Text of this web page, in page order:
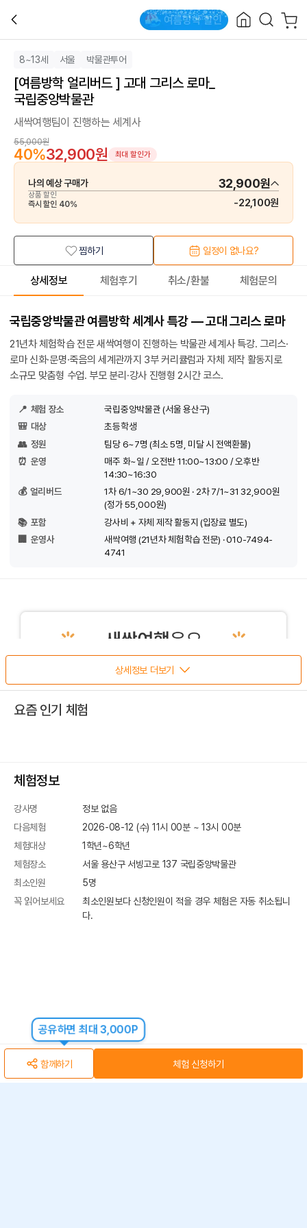
8~13세 서울 박물관투어
[여름방학 얼리버드 ] 고대 그리스 로마_
국립중앙박물관
새싹여행팀이 진행하는 세계사
55,000원
40%32,900원 최대 할인가
나의 예상 구매가 32,900원
상품 할인
즉시 할인 40% -22,100원
찜하기 일정이 없나요?
상세정보 체험후기 취소/환불 체험문의
국립중앙박물관 여름방학 세계사 특강 — 고대 그리스 로마
21년차 체험학습 전문 새싹여행이 진행하는 박물관 세계사 특강. 그리스·
로마 신화·문명·죽음의 세계관까지 3부 커리큘럼과 자체 제작 활동지로
소규모 맞춤형 수업. 부모 분리·강사 진행형 2시간 코스.
📍 체험 장소
국립중앙박물관 (서울 용산구)
🎒 대상
초등학생
👥 정원
팀당 6~7명 (최소 5명, 미달 시 전액환불)
⏰ 운영
매주 화~일 / 오전반 11:00~13:00 / 오후반
14:30~16:30
💰 얼리버드
1차 6/1~30 29,900원 · 2차 7/1~31 32,900원
(정가 55,000원)
📚 포함
강사비 + 자체 제작 활동지 (입장료 별도)
운영사
새싹여행 (21년차 체험학습 전문) · 010-7494-
4741
상세정보 더보기
요즘 인기 체험
체험정보
강사명
정보 없음
다음체험
2026-08-12 (수) 11시 00분~ 13시 00분
체험대상
1학년~6학년
체험장소
서울 용산구 서빙고로 137 국립중앙박물관
최소인원
5명
꼭 읽어보세요
최소인원보다 신청인원이 적을 경우 체험은 자동 취소됩니
다.
공유하면 최대 3,000P
함께하기 체험 신청하기